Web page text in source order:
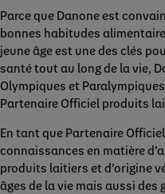
Parce que Danone est
bonnes habitudes
jeune âge est une des clés
santé tout au long de la vie,
Olympiques et
Partenaire Officiel produits
En tant que Partenaire
connaissances en matière
produits laitiers et d’origine
âges de la vie mais aussi